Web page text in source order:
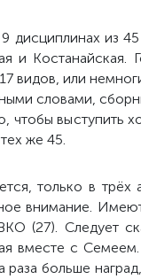
дисциплинах из
и Костанайская.
видов, или
словами,
чтобы выступить
же 45.
только в трёх
внимание.
(27). Следует
вместе с
раза больше